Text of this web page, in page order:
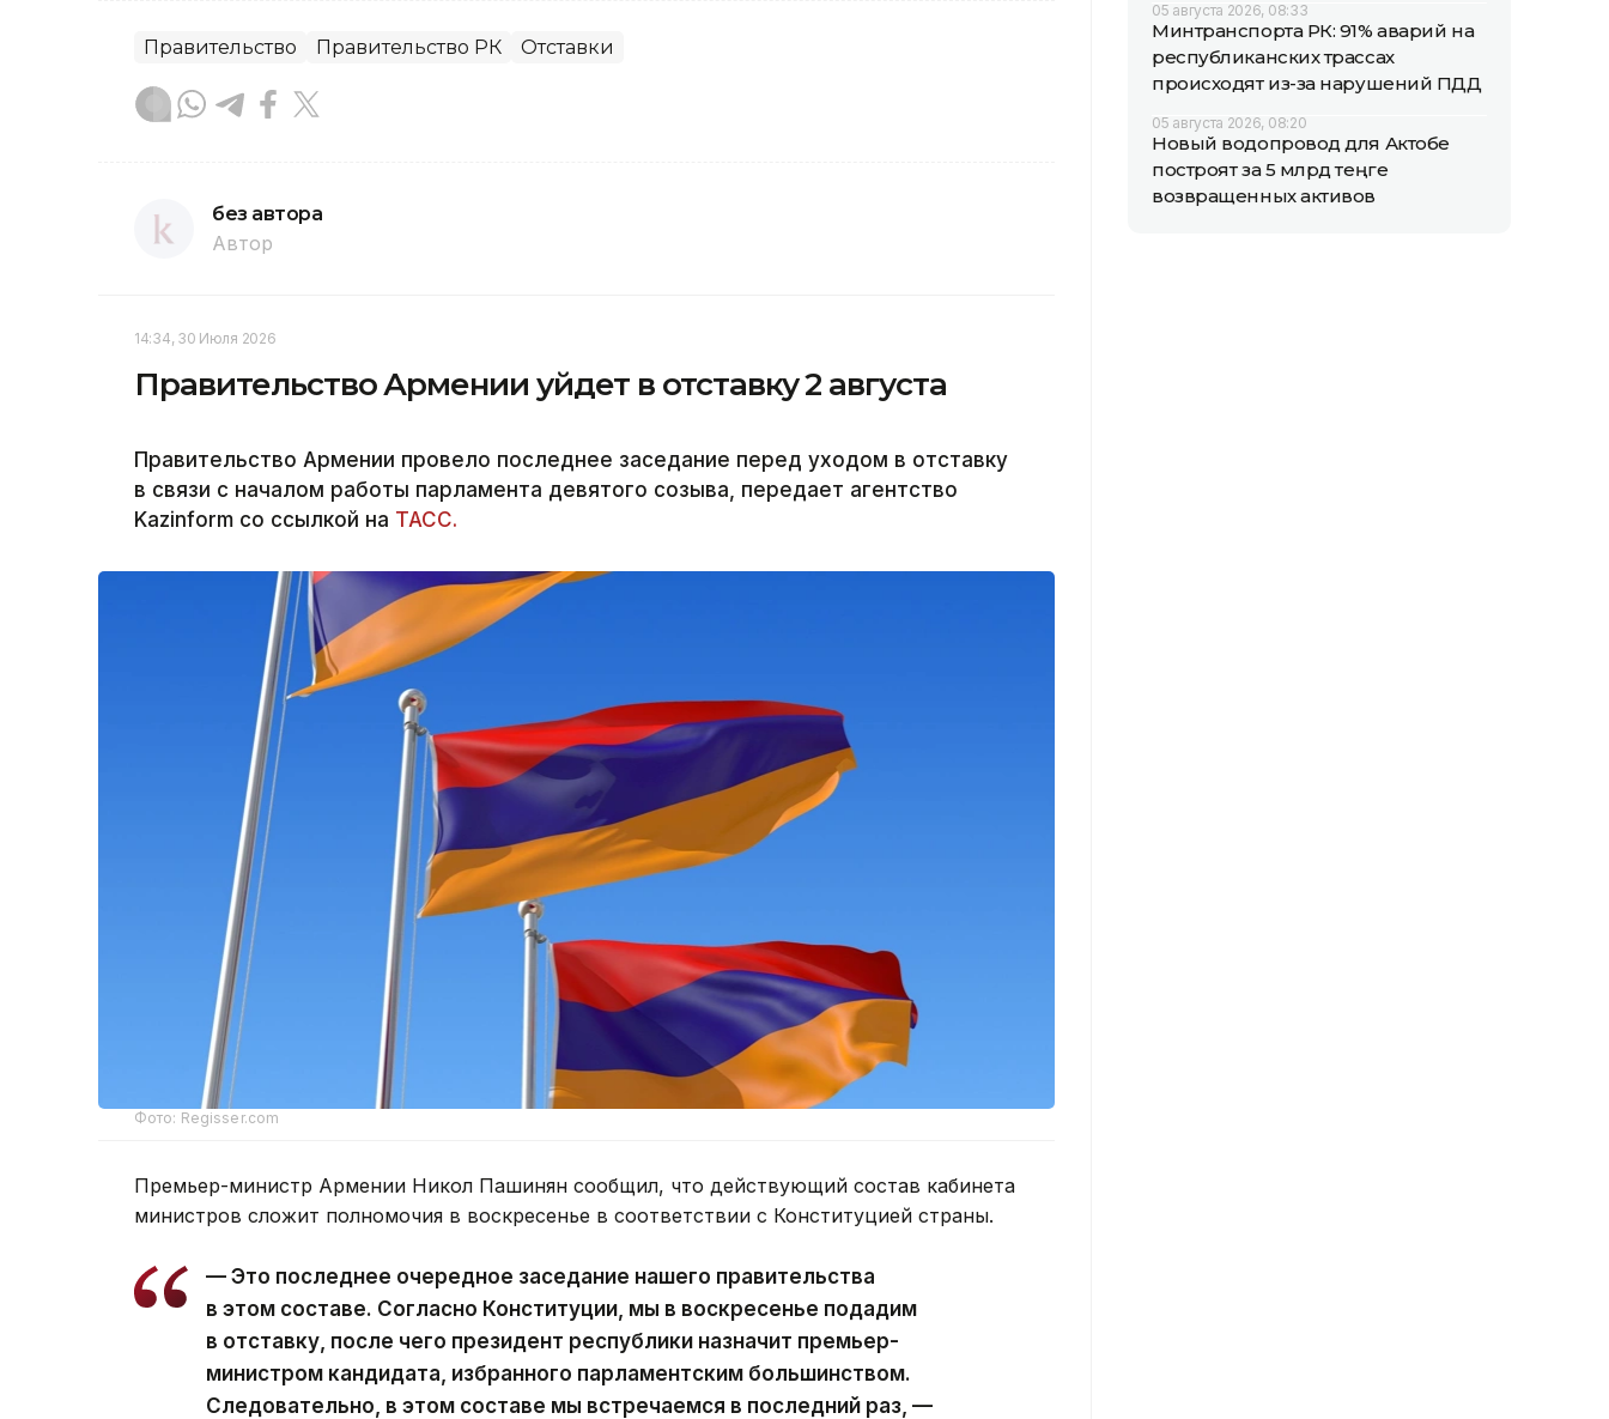
Правительство Правительство РК Отставки
без автора
Автор
14:34, 30 Июля 2026
Правительство Армении уйдет в отставку 2 августа
Правительство Армении провело последнее заседание перед уходом в отставку
в связи с началом работы парламента девятого созыва, передает агентство
Kazinform со ссылкой на ТАСС.
Фото: Regisser.com
Премьер-министр Армении Никол Пашинян сообщил, что действующий состав кабинета
министров сложит полномочия в воскресенье в соответствии с Конституцией страны.
— Это последнее очередное заседание нашего правительства
в этом составе. Согласно Конституции, мы в воскресенье подадим
в отставку, после чего президент республики назначит премьер-
министром кандидата, избранного парламентским большинством.
Следовательно, в этом составе мы встречаемся в последний раз, —
05 августа 2026, 08:33
Минтранспорта РК: 91% аварий на
республиканских трассах
происходят из-за нарушений ПДД
05 августа 2026, 08:20
Новый водопровод для Актобе
построят за 5 млрд теңге
возвращенных активов